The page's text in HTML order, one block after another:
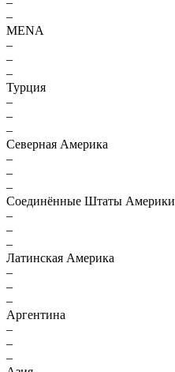
–
MENA
–
–
–
Турция
–
–
–
Северная Америка
–
–
–
Соединённые Штаты Америки
–
–
–
Латинская Америка
–
–
–
Аргентина
–
–
–